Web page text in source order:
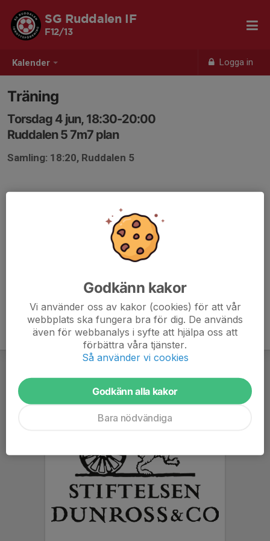
Kalender Logga in
SG Ruddalen IF
F12/13
Träning
Torsdag 4 jun, 18:30-20:00
Ruddalen 5 7m7 plan
Samling: 18:20, Ruddalen 5
Godkänn kakor
Vi använder oss av kakor (cookies) för att vår
webbplats ska fungera bra för dig. De används
även för webbanalys i syfte att hjälpa oss att
förbättra våra tjänster.
Så använder vi cookies
Godkänn alla kakor
Bara nödvändiga